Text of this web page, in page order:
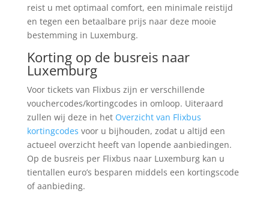
reist u met optimaal comfort, een minimale reistijd
en tegen een betaalbare prijs naar deze mooie
bestemming in Luxemburg.
Korting op de busreis naar
Luxemburg
Voor tickets van Flixbus zijn er verschillende
vouchercodes/kortingcodes in omloop. Uiteraard
zullen wij deze in het Overzicht van Flixbus
kortingcodes voor u bijhouden, zodat u altijd een
actueel overzicht heeft van lopende aanbiedingen.
Op de busreis per Flixbus naar Luxemburg kan u
tientallen euro’s besparen middels een kortingscode
of aanbieding.